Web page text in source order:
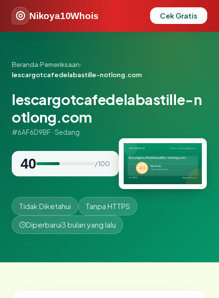
Nikoya10Whois Cek Gratis
Beranda›Pemeriksaan›
lescargotcafedelabastille-notlong.com
lescargotcafedelabastille-n
otlong.com
#6AF6D9BF · Sedang
40 / 100
Tidak Diketahui Tanpa HTTPS
Diperbarui3 bulan yang lalu